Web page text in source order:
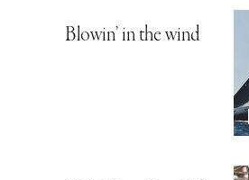
Blowin’ in the wind